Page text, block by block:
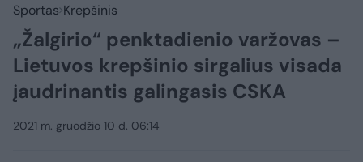
Sportas Krepšinis
„Žalgirio“ penktadienio varžovas –
Lietuvos krepšinio sirgalius visada
įaudrinantis galingasis CSKA
2021 m. gruodžio 10 d. 06:14